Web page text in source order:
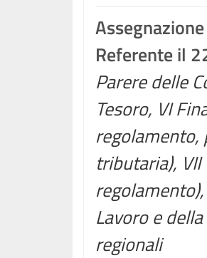
Assegnazione
Referente il
Parere delle
Tesoro, VI
tributaria),
Lavoro e
regionali